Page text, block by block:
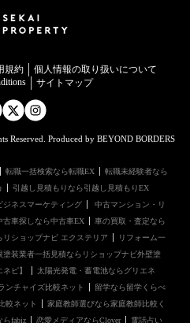
規約
個⼈情報の取り扱いについて
サイトマップ
Reserved. Produced by BEYOND BORDERS
転職一括検索なら転職EX
転職未経験者なら
引越し見積もりなら引越し見積もりEX
ジネスマーケティング
中古マンション・リ
古車探しなら中古車EX
車の買取・査定なら
ショップナビ エクステリア
リフォーム一
塗装業者一括見積ならリショップナビ外壁塗
ピ】
太陽光発電・蓄電池ならグリエネ
ンチャイズ比較ネット
留学なら留学くらべ
較ネット
家庭教師選びなら家庭教師比較く
らfabiz 恋愛メディアならClover 電話占い